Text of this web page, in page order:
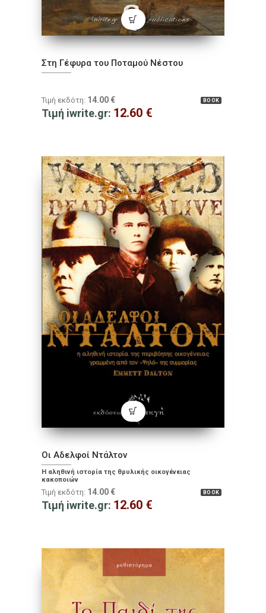
Στη Γέφυρα του Ποταμού Νέστου
BOOK
Τιμή εκδότη: 14.00 €
Τιμή iwrite.gr: 12.60 €
Οι Αδελφοί Ντάλτον
Η αληθινή ιστορία της θρυλικής οικογένειας
κακοποιών
BOOK
Τιμή εκδότη: 14.00 €
Τιμή iwrite.gr: 12.60 €